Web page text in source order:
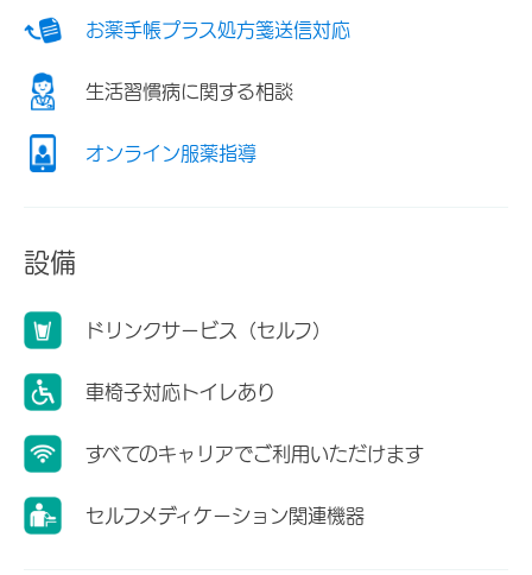
お薬手帳プラス処方箋送信対応
生活習慣病に関する相談
オンライン服薬指導
設備
ドリンクサービス（セルフ）
車椅子対応トイレあり
すべてのキャリアでご利用いただけます
セルフメディケーション関連機器